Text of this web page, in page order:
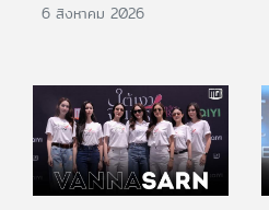
6 สิงหาคม 2026